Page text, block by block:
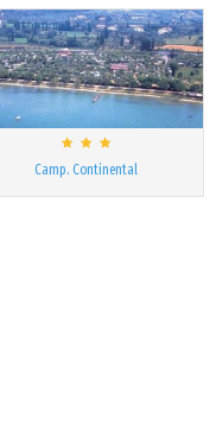
Camp. Continental